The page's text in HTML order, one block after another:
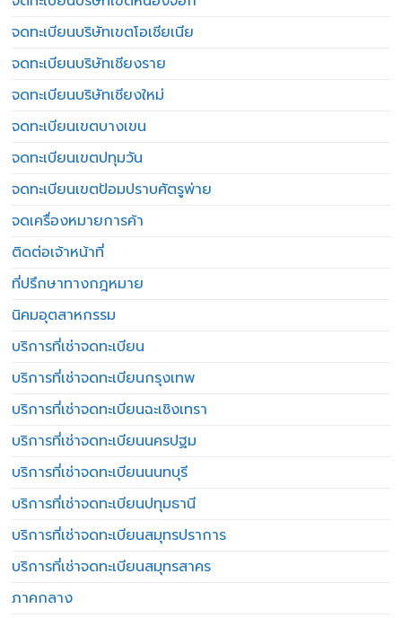
จดทะเบียนบริษัทเขตโอเชียเนีย
จดทะเบียนบริษัทเชียงราย
จดทะเบียนบริษัทเชียงใหม่
จดทะเบียนเขตบางเขน
จดทะเบียนเขตปทุมวัน
จดทะเบียนเขตป้อมปราบศัตรูพ่าย
จดเครื่องหมายการค้า
ติดต่อเจ้าหน้าที่
ที่ปรึกษาทางกฎหมาย
นิคมอุตสาหกรรม
บริการที่เช่าจดทะเบียน
บริการที่เช่าจดทะเบียนกรุงเทพ
บริการที่เช่าจดทะเบียนฉะเชิงเทรา
บริการที่เช่าจดทะเบียนนครปฐม
บริการที่เช่าจดทะเบียนนนทบุรี
บริการที่เช่าจดทะเบียนปทุมธานี
บริการที่เช่าจดทะเบียนสมุทรปราการ
บริการที่เช่าจดทะเบียนสมุทรสาคร
ภาคกลาง